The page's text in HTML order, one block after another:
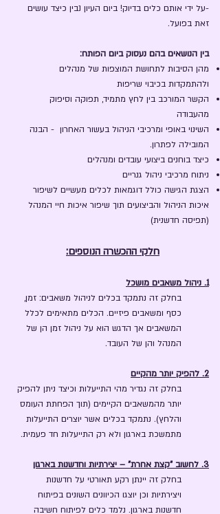
-על ידי אותם כלים בדיוק! ביום העיון נבין כיצד עושים
זאת בפועל.
בין הנושאים בהם נעסוק ביום הפותח:
מהן הסיבות לתחושת המוצפות של מנהלים
ולהתמקדות בכיבוי שריפות
הקשר המורכב בין לחץ מתמיד, תפוקה וסיפוק
מהעבודה
השינוי באופי ומרכיבי הניהול בעשור האחרון - הבנה
המובילה לפתרון.
כיצד בוחנים ביצועי עובדים ומנהלים
ניתוח מרכיבי ניהול גנריים
הצגת הגישה כולל דוגמאות לכלים מעשיים לשיפור
איכות הניהול והביצועים תוך שיפור איכות חיי המנהל
(תפיסה חדשנית)
חלקי ההכשרה הנוספים:
1. ניהול משאבים מושכל
בחלק זה נתמקד בכלים לניהול משאבים: זמן,
כסף ומשאבים פיזיים. הכלים מתאימים לכלל
המשאבים אך הדגש הוא על ניהול זמן הן של
המנהל והן של העובד.
2. להפיק יותר מהקיים
בחלק זה נגדיר מהי התייעלות וכיצד ניתן להפיק
יותר מהמשאבים הקיימים (תוך הפחתת העומס
והלחץ). נתמקד בכלים אשר יוצרים התייעלות
מתמשכת בארגון ולא רק התייעלות חד פעמית.
3. לחשוב "קצת אחרת" – יצירתיות וחדשנות בארגון
בחלק זה יינתן רקע תאורטי על חדשנות
ויצירתיות וכן יוצגו הכיוונים השונים בפיתוח
חדשנות בארגון. נלמד כלים לפיתוח חשיבה